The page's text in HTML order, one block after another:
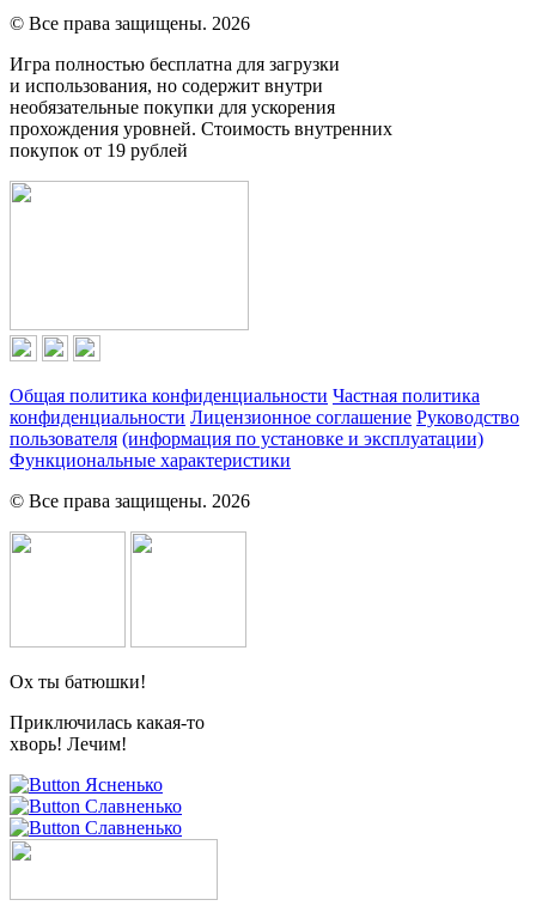
© Все права защищены. 2026
Игра полностью бесплатна для загрузки
и использования, но содержит внутри
необязательные покупки для ускорения
прохождения уровней. Стоимость внутренних
покупок от 19 рублей
Общая политика конфиденциальности Частная политика
конфиденциальности Лицензионное соглашение Руководство
пользователя (информация по установке и эксплуатации)
Функциональные характеристики
© Все права защищены. 2026
Ох ты батюшки!
Приключилась какая-то
хворь! Лечим!
Ясненько
Славненько
Славненько